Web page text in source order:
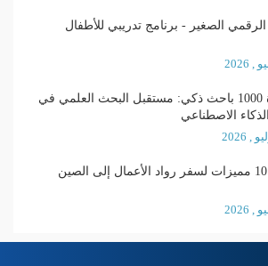
الرقمي الصغير - برنامج تدريبي للأطفال
مبادرة 1000 باحث ذكي: مستقبل البحث العلمي في
الاصطناعي